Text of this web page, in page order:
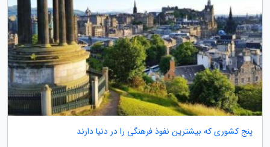
پنج کشوری که بیشترین نفوذ فرهنگی را در دنیا دارند